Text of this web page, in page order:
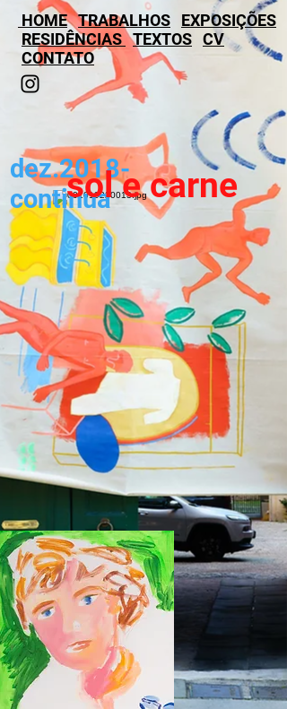
HOME TRABALHOS
EXPOSIÇÕES
RESIDÊNCIAS TEXTOS CV
CONTATO
dez.2018-
continuasol e carne